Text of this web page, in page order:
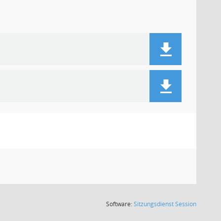
Software:SitzungsdienstSession(Wird in